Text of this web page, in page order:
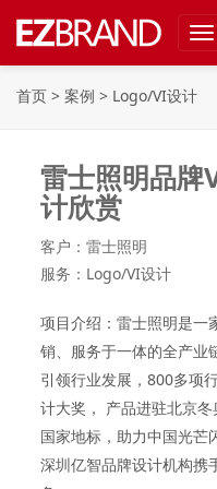
首页 > 案例 > Logo/VI设计
雷士照明品牌
计欣赏
客户：雷士照明
服务：Logo/VI设计
项目介绍：雷士照明是一
销、服务于一体的全产业
引领行业发展，800多项
计大奖， 产品进驻北京
国家地标，助力中国光芒
深圳亿智品牌设计机构携